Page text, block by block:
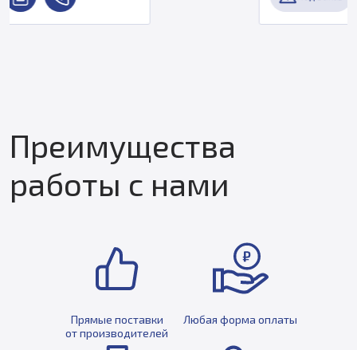
Преимущества
работы с нами
Прямые поставки
от производителей
Любая форма оплаты